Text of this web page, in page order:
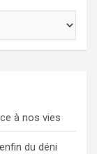
à nos vies
du déni